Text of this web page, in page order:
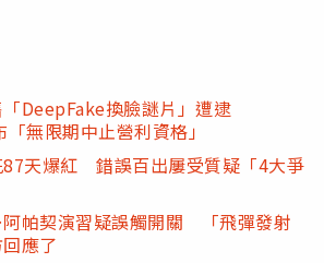
DeepFake換臉謎片」遭逮
無限期中止營利資格」
87天爆紅 錯誤百出屢受質疑「4大爭
帕契演習疑誤觸開關 「飛彈發射
應了